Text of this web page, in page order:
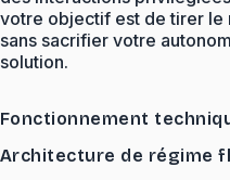
votre objectif est de tirer le
sans sacrifier votre
solution.
Fonctionnement
Architecture de régime